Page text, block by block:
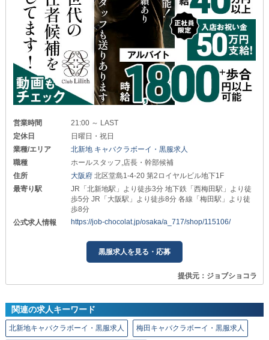
営業時間
21:00 ～ LAST
定休日
日曜日・祝日
業種/エリア
北新地 キャバクラボーイ・黒服求人
職種
ホールスタッフ,店長・幹部候補
住所
大阪府北区堂島1-4-20 第2ロイヤルビル地下1F
最寄り駅
JR「北新地駅」より徒歩3分 地下鉄「西梅田駅」より徒
歩5分 JR「大阪駅」より徒歩8分 各線「梅田駅」より徒
歩8分
公式求人情報
https://job-chocolat.jp/osaka/a_717/shop/115106/
黒服求人を見る・応募
提供元：ジョブショコラ
関連の求人キーワード
北新地キャバクラボーイ・黒服求人 梅田キャバクラボーイ・黒服求人